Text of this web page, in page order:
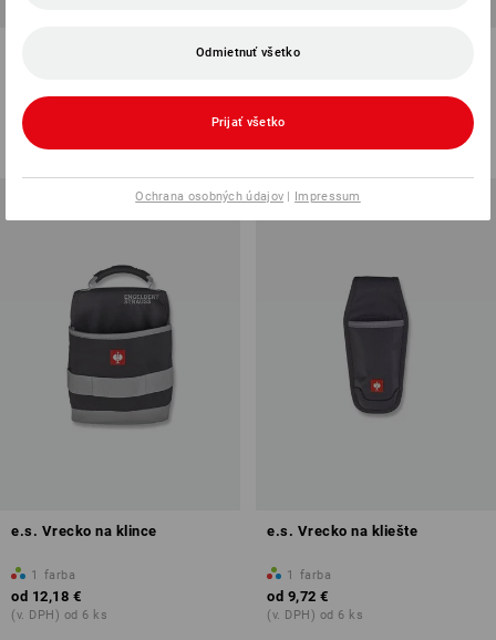
1
od
(v. DPH) od 6 ks
e.s. Opasok na náradie
od
e.s. Vrecko na klince
1 farba
od 12,18 €
(v. DPH) od 6 ks
e.s. Vrecko na kliešte
1 farba
od 9,72 €
(v. DPH) od 6 ks
Odmietnuť všetko
Prijať všetko
Ochrana osobných údajov | Impressum